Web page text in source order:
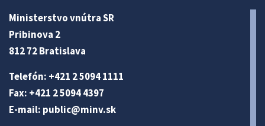
Ministerstvo vnútra SR
Pribinova 2
812 72 Bratislava
Telefón: +421 2 5094 1111
Fax: +421 2 5094 4397
E-mail: public@minv.sk